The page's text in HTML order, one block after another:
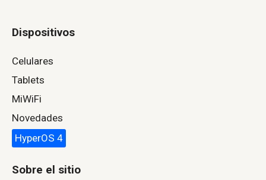
Dispositivos
Celulares
Tablets
MiWiFi
Novedades
HyperOS 4
Sobre el sitio